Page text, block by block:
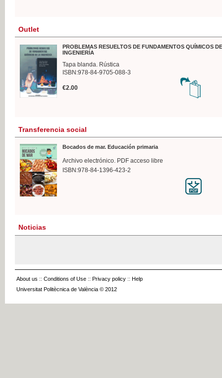
Outlet
PROBLEMAS RESUELTOS DE FUNDAMENTOS QUÍMICOS
INGENIERÍA
Tapa blanda. Rústica
ISBN:978-84-9705-088-3
€2.00
Transferencia social
Bocados de mar. Educación primaria
Archivo electrónico. PDF acceso libre
ISBN:978-84-1396-423-2
Noticias
About us :: Conditions of Use :: Privacy policy :: Help
Universitat Politècnica de València © 2012